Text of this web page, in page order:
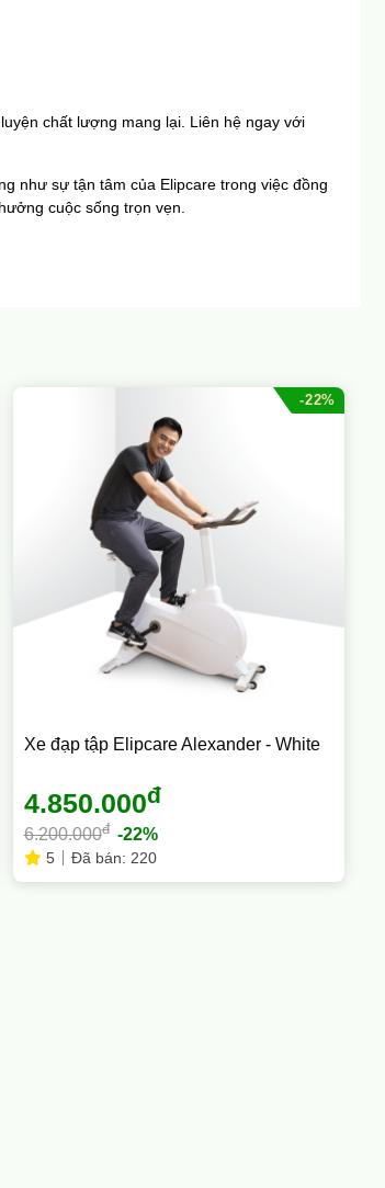
chất lượng mang lại. Liên hệ ngay với
như sự tận tâm của Elipcare trong việc đồng
cuộc sống trọn vẹn.
-22%
Xe đạp tập Elipcare Alexander - White
4.850.000đ
6.200.000đ -22%
5 Đã bán: 220